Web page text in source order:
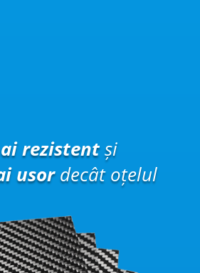
rezistentși
usordecât oțelul